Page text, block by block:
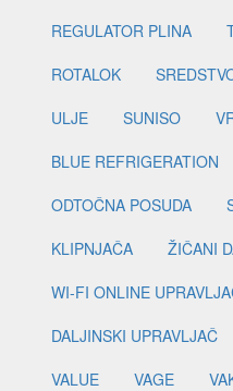
REGULATOR PLINA
ROTALOK
ULJE
SUNISO
BLUE REFRIGERATION
ODTOČNA POSUDA
KLIPNJAČA
ŽIČANI
WI-FI ONLINE
DALJINSKI UPRAVLJAČ
VALUE
VAGE